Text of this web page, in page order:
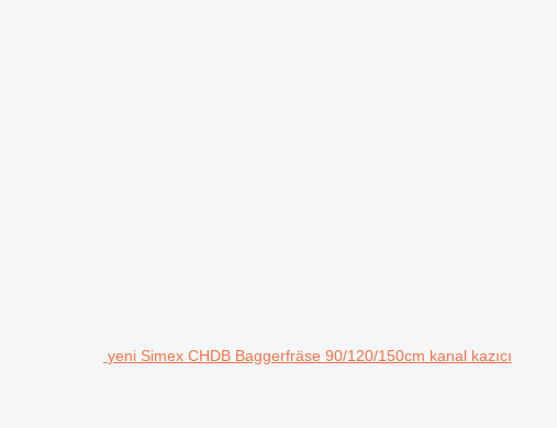
yeni Simex CHDB Baggerfräse 90/120/150cm kanal kazıcı